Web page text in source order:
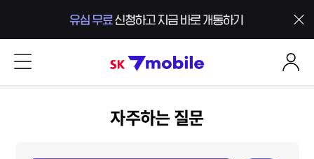
SK 7mobile
자주하는 질문